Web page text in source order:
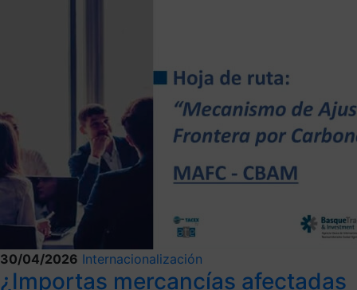
30/04/2026 Internacionalización
¿Importas mercancías afectadas